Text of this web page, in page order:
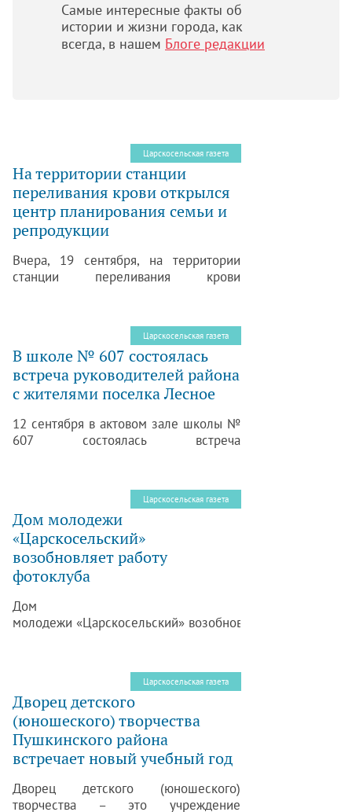
Самые интересные факты об
истории и жизни города, как
всегда, в нашем Блоге редакции
Царскосельская газета
На территории станции
переливания крови открылся
центр планирования семьи и
репродукции
Вчера, 19 сентября, на территории
станции переливания крови
планирования семьи и репродукции.
Центр, разместившийся на площади
480 кв. м, оснащен самым
современным оборудованием.
Царскосельская газета
В школе № 607 состоялась
встреча руководителей района
с жителями поселка Лесное
12 сентября в актовом зале школы №
607 состоялась встреча
Пушкин с населением поселка
Лесное. Предыдущая встреча в
Лесном проходила два года назад,
следующая запланирована на весну
2013 года.
Царскосельская газета
Дом молодежи
«Царскосельский»
возобновляет работу
фотоклуба
Дом
молодежи «Царскосельский» возобновляет
«Царскосельский» состоится встреча
с фотолюбителями в рамках акции
«Царское Село – центр здоровья,
творчества детей и молодежи».
Царскосельская газета
Дворец детского
(юношеского) творчества
Пушкинского района
встречает новый учебный год
Дворец детского (юношеского)
творчества – это учреждение